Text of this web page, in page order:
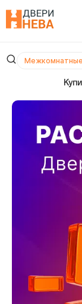
Межкомнатные